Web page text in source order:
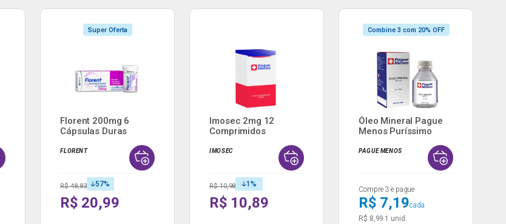
Super Oferta
Florent 200mg 6
Cápsulas Duras
FLORENT
R$ 48,83 57%
R$ 20,99
Imosec 2mg 12
Comprimidos
IMOSEC
R$ 10,98 1%
R$ 10,89
Combine 3 com 20% OFF
Óleo Mineral Pague
Menos Puríssimo
PAGUE MENOS
Compre 3 e pague
R$ 7,19cada
R$ 8,99 1 unid.